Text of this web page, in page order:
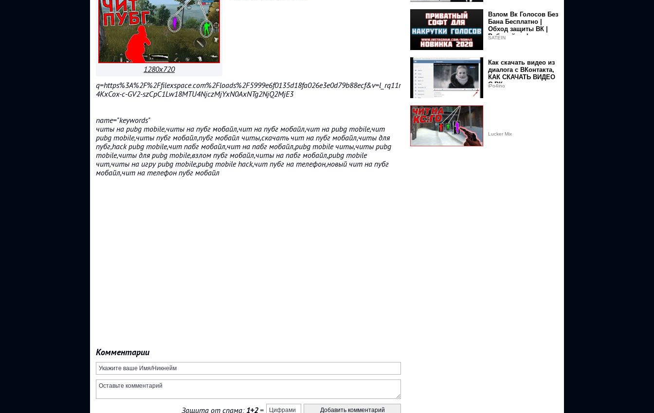
1280x720
q=https%3A%2F%2Ffilexspace.com%2Floads%2F5999e6f0135d18fa026e3e0d79b88ecf&v=l_rq11nxnB4&event=video_description&redir_token=nLoa-
4KxCox-c-GV2-szCpC1Lw18MTU4NjczMjYxN0AxNTg2NjQ2MjE3
name="keywords"
читы на pubg mobile,читы на пубг мобайл,чит на пубг мобайл,чит на pubg mobile,чит
pubg mobile,читы пубг мобайл,пубг мобайл читы,скачать чит на пубг мобайл,читы для
пубг,hack pubg mobile,чит пабг мобайл,чит на пабг мобайл,pubg mobile читы,читы pubg
mobile,читы для pubg mobile,взлом пубг мобайл,читы на пабг мобайл,pubg mobile
чит,читы на игру pubg mobile,pubg mobile hack,чит пубг на телефон,новый чит на пубг
мобайл,чит на телефон пубг мобайл
Комментарии
Защита от спама: 1+2=
Взлом Вк Голосов Без
Бана Бесплатно |
Обход защиты ВК |
Рабочий софт от
SATEIN
Как скачать видео из
диалога с ВКонтакта,
КАК СКАЧАТЬ ВИДЕО
С ВК
iPo4ino
Lucker Mix